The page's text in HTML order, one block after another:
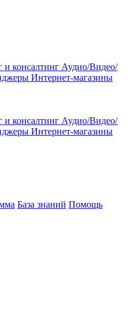
и консалтинг Аудио/Видео/
Интернет-магазины
и консалтинг Аудио/Видео/
Интернет-магазины
База знаний Помощь